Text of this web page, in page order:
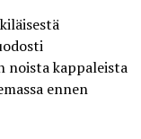
noista kappaleista
ennen